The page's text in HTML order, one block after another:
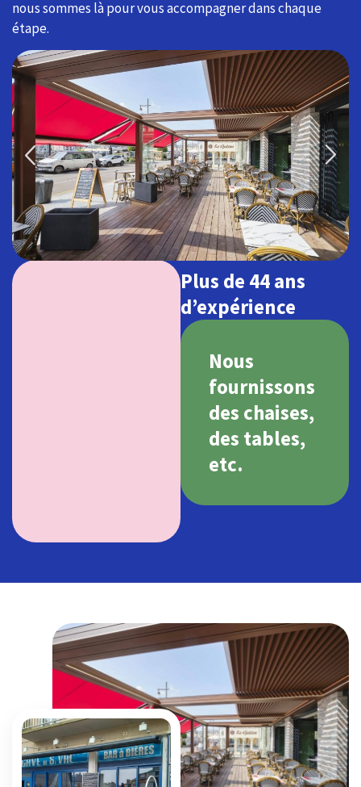
nous sommes là pour vous accompagner dans chaque
étape.
Plus de 44 ans
d’expérience
Nous
fournissons
des chaises,
des tables,
etc.